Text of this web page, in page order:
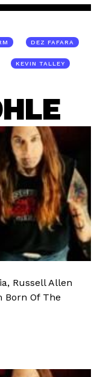
DEZ FAFARA
KEVIN TALLEY
Russell Allen
Born Of The